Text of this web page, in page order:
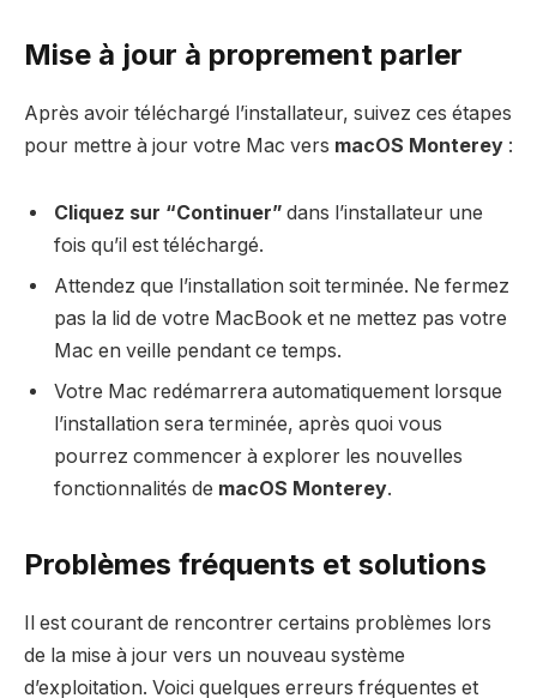
Mise à jour à proprement parler
Après avoir téléchargé l’installateur, suivez ces étapes
pour mettre à jour votre Mac vers macOS Monterey :
Cliquez sur “Continuer” dans l’installateur une
fois qu’il est téléchargé.
Attendez que l’installation soit terminée. Ne fermez
pas la lid de votre MacBook et ne mettez pas votre
Mac en veille pendant ce temps.
Votre Mac redémarrera automatiquement lorsque
l’installation sera terminée, après quoi vous
pourrez commencer à explorer les nouvelles
fonctionnalités de macOS Monterey.
Problèmes fréquents et solutions
Il est courant de rencontrer certains problèmes lors
de la mise à jour vers un nouveau système
d’exploitation. Voici quelques erreurs fréquentes et